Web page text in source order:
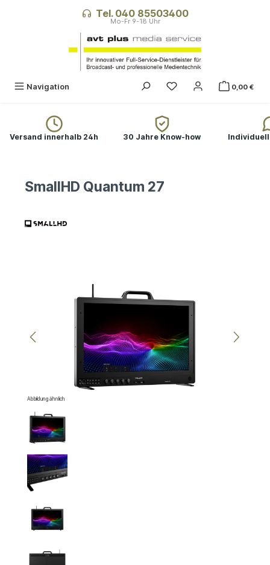
Tel. 040 85503400
Navigation 0,00 €
Versand innerhalb 24h 30 Jahre Know-how
SmallHD Quantum 27
Abbildung ähnlich